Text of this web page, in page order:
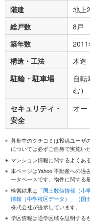
階建
地上
総戸数
8戸
築年数
構造・工法
木造
駐輪・駐車場
自
む）
セキュリティ・
安全
オー
募集中のクチコミは投稿ユーザ
については必ずご自身で実施い
マンション情報に関するよくあ
本ページはYahoo!不動産への過
ータベースです。物件に関する
検索結果は 「国土数値情報（小
情報（中学校区データ）」（国
株式会社が提示しています。
学区情報は通学区域を証明する